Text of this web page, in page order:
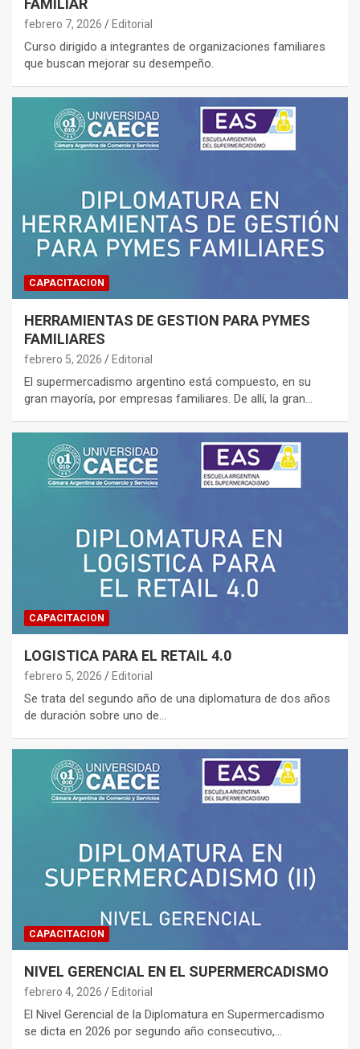
FAMILIAR
febrero 7, 2026 Editorial
Curso dirigido a integrantes de organizaciones familiares
que buscan mejorar su desempeño.
CAPACITACION
HERRAMIENTAS DE GESTION PARA PYMES
FAMILIARES
febrero 5, 2026 Editorial
El supermercadismo argentino está compuesto, en su
gran mayoría, por empresas familiares. De allí, la gran…
CAPACITACION
LOGISTICA PARA EL RETAIL 4.0
febrero 5, 2026 Editorial
Se trata del segundo año de una diplomatura de dos años
de duración sobre uno de…
CAPACITACION
NIVEL GERENCIAL EN EL SUPERMERCADISMO
febrero 4, 2026 Editorial
El Nivel Gerencial de la Diplomatura en Supermercadismo
se dicta en 2026 por segundo año consecutivo,…